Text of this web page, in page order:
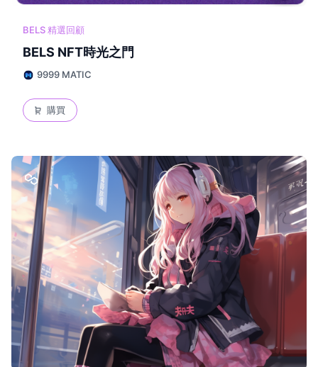
BELS 精選回顧
BELS NFT時光之門
9999 MATIC
購買